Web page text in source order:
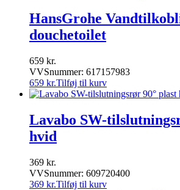
HansGrohe
douchetoilet
659 kr.
VVSnummer: 617157983
659 kr.Tilføj til kurv
Lavabo SW-
hvid
369 kr.
VVSnummer: 609720400
369 kr.Tilføj til kurv